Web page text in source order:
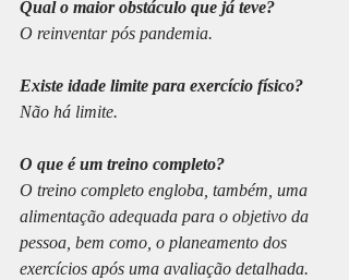
Qual o maior obstáculo que já teve?
O reinventar pós pandemia.
Existe idade limite para exercício físico?
Não há limite.
O que é um treino completo?
O treino completo engloba, também, uma
alimentação adequada para o objetivo da
pessoa, bem como, o planeamento dos
exercícios após uma avaliação detalhada.